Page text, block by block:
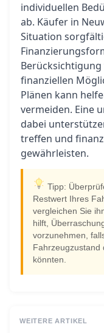
individuellen
ab. Käufer in
Situation
finanziellen
Plänen kann
vermeiden. Eine
dabei
treffen und
gewährleisten.
Tipp:
Restwert Ihres
vergleichen Sie
hilft,
vorzunehmen,
Fahrzeugzustand
könnten.
WEITERE ARTIKEL